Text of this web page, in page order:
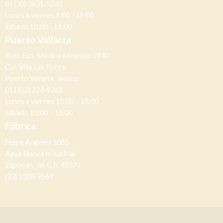
01 (33) 3631-5245
Lunes a viernes 9:00 - 19:00
Sábado 10:00 - 16:00
Puerto Vallarta
Blvd. Fco. Medina Ascencio 2940
Col. Villa Las flores
Puerto Vallarta, Jalisco
01 (322) 224-9262
Lunes a viernes 10:00 – 18:00
Sábado 10:00 – 16:00
Fábrica
Felipe Angeles 1085
Agua Blanca Industrial
Zapopan, Jal. C.P. 45070
(33) 1028-7567